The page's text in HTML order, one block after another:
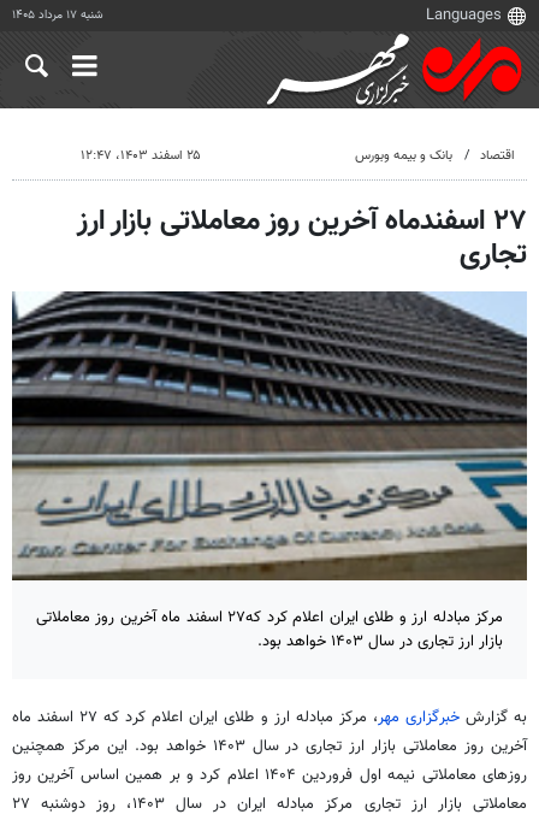
شنبه ۱۷ مرداد ۱۴۰۵
اقتصاد بانک و بیمه وبورس ۲۵ اسفند ۱۴۰۳، ۱۲:۴۷
۲۷ اسفندماه آخرین روز معاملاتی بازار ارز
تجاری
مرکز مبادله ارز و طلای ایران اعلام کرد که۲۷ اسفند ماه آخرین روز معاملاتی
بازار ارز تجاری در سال ۱۴۰۳ خواهد بود.
به گزارشخبرگزاری مهر
، مرکز مبادله ارز و طلای ایران اعلام کرد که ۲۷ اسفند ماه
آخرین روز معاملاتی بازار ارز تجاری در سال ۱۴۰۳ خواهد بود. این مرکز همچنین
روزهای معاملاتی نیمه اول فروردین ۱۴۰۴ اعلام کرد و بر همین اساس آخرین روز
معاملاتی بازار ارز تجاری مرکز مبادله ایران در سال ۱۴۰۳، روز دوشنبه ۲۷